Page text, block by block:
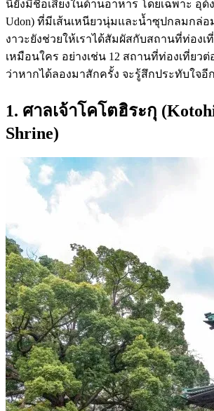
นี่ยังมีชื่อเสียงในด้านอาหาร โดยเฉพาะ อุด้
Udon) ที่มีเส้นเหนียวนุ่มและน้ำซุปกลมกล่อ
งาวะยังช่วยให้เราได้สัมผัสกับสถานที่ท่องเ
เหมือนใคร อย่างเช่น 12 สถานที่ท่องเที่ยว
ว่าหากได้ลองมาสักครั้ง จะรู้สึกประทับใจอี
1. ศาลเจ้าโคโตฮิระกุ
Shrine)